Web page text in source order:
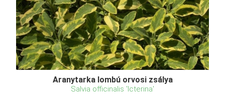
Aranytarka lombú orvosi zsálya
Salvia officinalis 'Icterina'